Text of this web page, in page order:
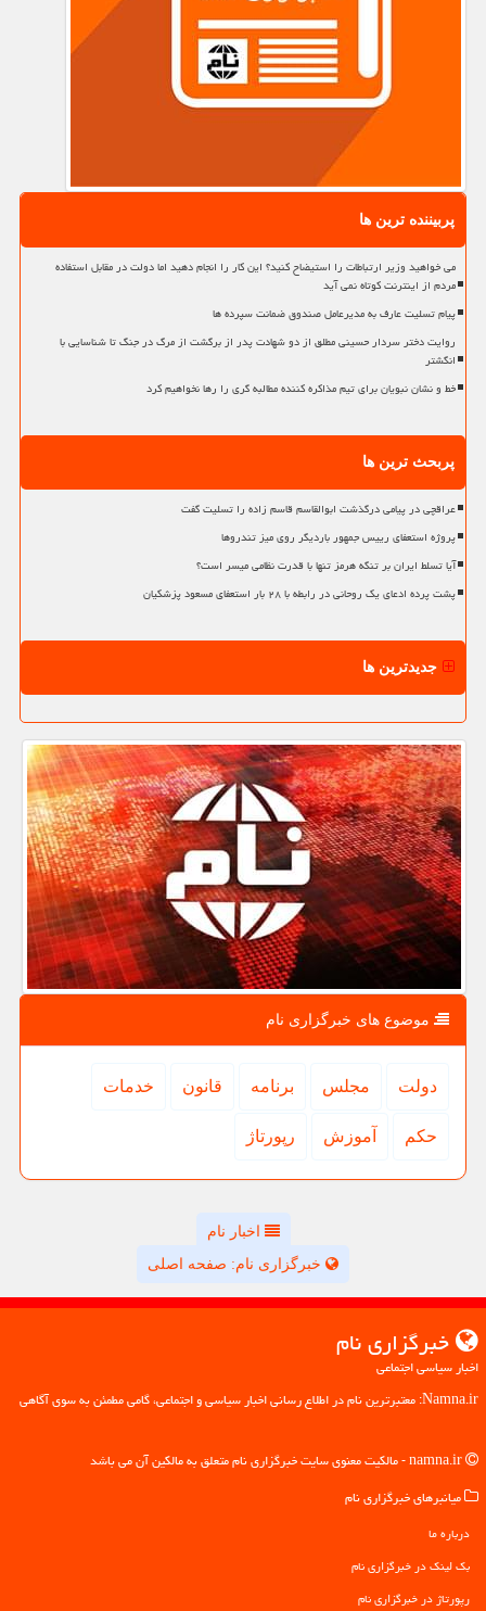
پربیننده ترین ها
می خواهید وزیر ارتباطات را استیضاح کنید؟ این کار را انجام دهید اما دولت در مقابل استفاده
مردم از اینترنت کوتاه نمی آید
پیام تسلیت عارف به مدیرعامل صندوق ضمانت سپرده ها
روایت دختر سردار حسینی مطلق از دو شهادت پدر از برگشت از مرگ در جنگ تا شناسایی با
انگشتر
خط و نشان نبویان برای تیم مذاکره کننده مطالبه گری را رها نخواهیم کرد
پربحث ترین ها
عراقچی در پیامی درگذشت ابوالقاسم قاسم زاده را تسلیت گفت
پروژه استعفای رییس جمهور باردیگر روی میز تندروها
آیا تسلط ایران بر تنگه هرمز تنها با قدرت نظامی میسر است؟
پشت پرده ادعای یک روحانی در رابطه با ۲۸ بار استعفای مسعود پزشکیان
جدیدترین ها
موضوع های خبرگزاری نام
دولت مجلس برنامه قانون خدمات
حكم آموزش رپورتاژ
اخبار نام
خبرگزاری نام: صفحه اصلی
خبرگزاری نام
اخبار سیاسی اجتماعی
Namna.ir: معتبرترین نام در اطلاع رسانی اخبار سیاسی و اجتماعی، گامی مطمئن به سوی آگاهی
میانبرهای خبرگزاری نام
درباره ما
بک لینک در خبرگزاری نام
رپورتاژ در خبرگزاری نام